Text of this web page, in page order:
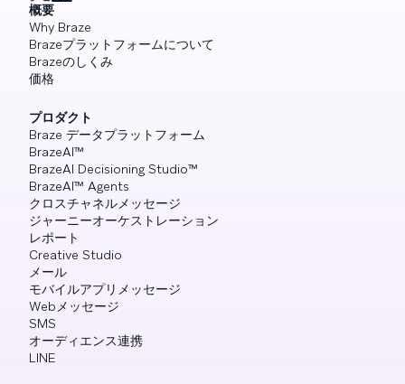
概要
Why Braze
Brazeプラットフォームについて
Brazeのしくみ
価格
プロダクト
Braze データプラットフォーム
BrazeAI™
BrazeAI Decisioning Studio™
BrazeAI™ Agents
クロスチャネルメッセージ
ジャーニーオーケストレーション
レポート
Creative Studio
メール
モバイルアプリメッセージ
Webメッセージ
SMS
オーディエンス連携
LINE